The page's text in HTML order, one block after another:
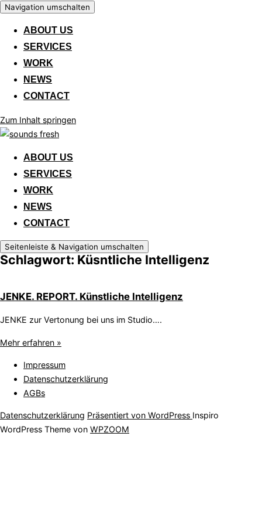
Navigation umschalten
ABOUT US
SERVICES
WORK
NEWS
CONTACT
Zum Inhalt springen
ABOUT US
SERVICES
WORK
NEWS
CONTACT
Seitenleiste & Navigation umschalten
Schlagwort: Küsntliche Intelligenz
JENKE. REPORT. Künstliche Intelligenz
JENKE zur Vertonung bei uns im Studio….
Mehr erfahren »
Impressum
Datenschutzerklärung
AGBs
Datenschutzerklärung Präsentiert von WordPress Inspiro
WordPress Theme von WPZOOM